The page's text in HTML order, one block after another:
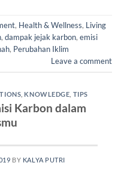
, Health & Wellness, Living
, dampak jejak karbon, emisi
, Perubahan Iklim
Leave a comment
KNOWLEDGE TIPS
Karbon dalam
BY KALYA PUTRI